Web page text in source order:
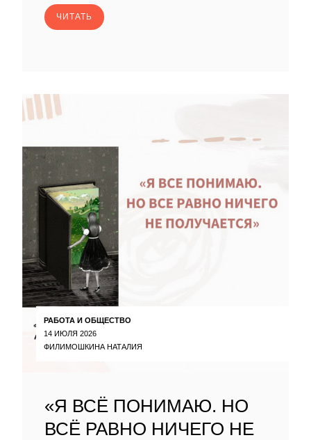
ЧИТАТЬ
РАБОТА И ОБЩЕСТВО
14 ИЮЛЯ 2026
ФИЛИМОШКИНА НАТАЛИЯ
«Я ВСЁ ПОНИМАЮ. НО
ВСЁ РАВНО НИЧЕГО НЕ